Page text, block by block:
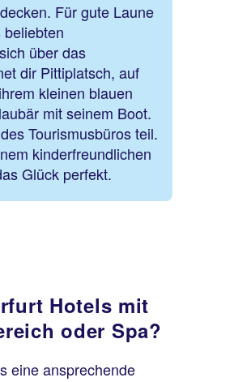
Für gute Laune
über das
dir Pittiplatsch, auf
kleinen blauen
mit seinem Boot.
Tourismusbüros teil.
kinderfreundlichen
Glück perfekt.
Hotels mit
oder Spa?
eine ansprechende